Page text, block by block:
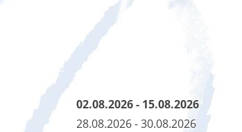
02.08.2026 - 15.08.2026
28.08.2026 - 30.08.2026